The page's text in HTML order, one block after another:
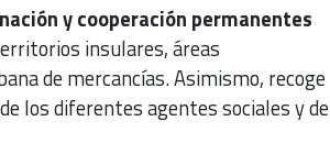
y cooperación permanentes
insulares, áreas
de mercancías. Asimismo, recoge
los diferentes agentes sociales y de